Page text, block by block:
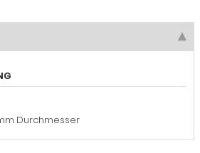
Durchmesser